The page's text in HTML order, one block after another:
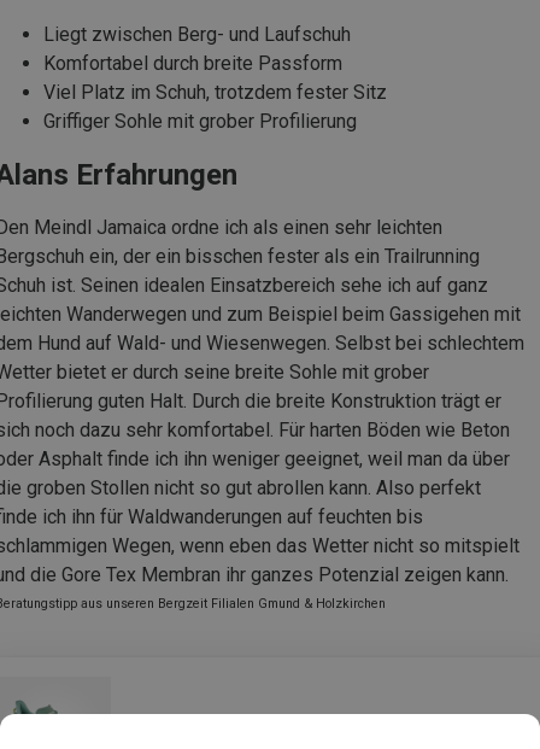
Liegt zwischen Berg- und Laufschuh
Komfortabel durch breite Passform
Viel Platz im Schuh, trotzdem fester Sitz
Griffiger Sohle mit grober Profilierung
Erfahrungen
Meindl Jamaica ordne ich als einen sehr leichten
ein, der ein bisschen fester als ein Trailrunning
ist. Seinen idealen Einsatzbereich sehe ich auf ganz
Wanderwegen und zum Beispiel beim Gassigehen mit
Hund auf Wald- und Wiesenwegen. Selbst bei schlechtem
bietet er durch seine breite Sohle mit grober
guten Halt. Durch die breite Konstruktion trägt er
noch dazu sehr komfortabel. Für harten Böden wie Beton
Asphalt finde ich ihn weniger geeignet, weil man da über
groben Stollen nicht so gut abrollen kann. Also perfekt
ich ihn für Waldwanderungen auf feuchten bis
Wegen, wenn eben das Wetter nicht so mitspielt
die Gore Tex Membran ihr ganzes Potenzial zeigen kann.
aus unseren Bergzeit Filialen Gmund & Holzkirchen